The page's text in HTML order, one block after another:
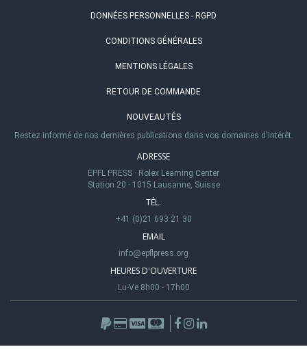
DONNÉES PERSONNELLES - RGPD
CONDITIONS GÉNÉRALES
MENTIONS LÉGALES
RETOUR DE COMMANDE
NOUVEAUTÉS
Restez informé de nos dernières publications dans vos domaines d'intérêt.
ADRESSE
EPFL PRESS · Rolex Learning Center
Station 20 · 1015 Lausanne, Suisse
TÉL.
+41 (0)21 693 21 30
EMAIL
info@epflpress.org
HEURES D'OUVERTURE
Lu-Ve 8h00 - 17h00